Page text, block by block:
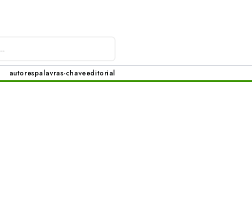
autorespalavras-chaveeditorial